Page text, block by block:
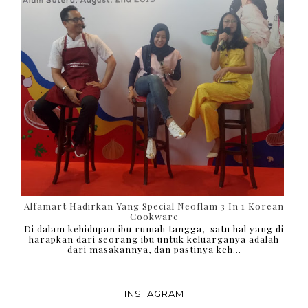
Alfamart Hadirkan Yang Special Neoflam 3 In 1 Korean
Cookware
Di dalam kehidupan ibu rumah tangga, satu hal yang di
harapkan dari seorang ibu untuk keluarganya adalah
dari masakannya, dan pastinya keh...
INSTAGRAM